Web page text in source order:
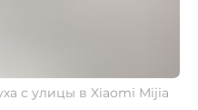
с улицы в Xiaomi Mijia